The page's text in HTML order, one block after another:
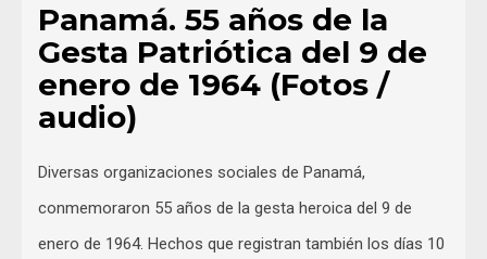
Panamá. 55 años de la
Gesta Patriótica del 9 de
enero de 1964 (Fotos /
audio)
Diversas organizaciones sociales de Panamá,
conmemoraron 55 años de la gesta heroica del 9 de
enero de 1964. Hechos que registran también los días 10